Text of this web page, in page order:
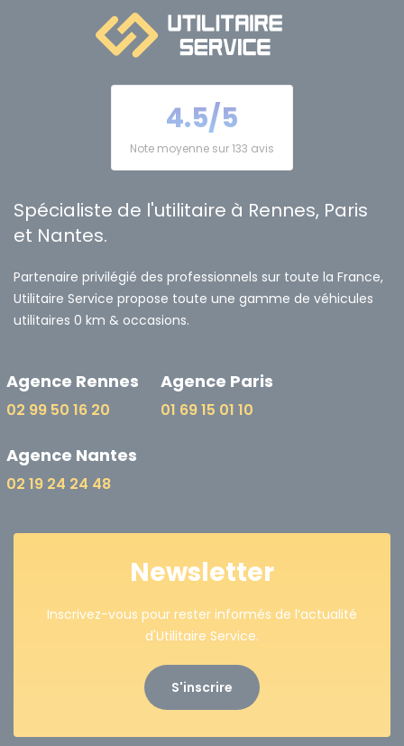
4.5/5
Note moyenne sur 133 avis
Spécialiste de l'utilitaire à Rennes, Paris
et Nantes.
Partenaire privilégié des professionnels sur toute la France,
Utilitaire Service propose toute une gamme de véhicules
utilitaires 0 km & occasions.
Agence Rennes
02 99 50 16 20
Agence Paris
01 69 15 01 10
Agence Nantes
02 19 24 24 48
Newsletter
Inscrivez-vous pour rester informés de l’actualité
d'Utilitaire Service.
S'inscrire